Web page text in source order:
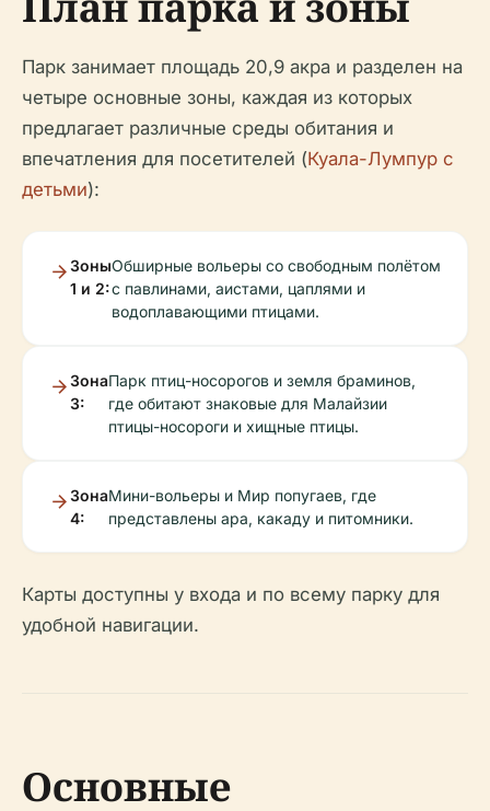
Парк занимает площадь 20,9 акра и разделен на
четыре основные зоны, каждая из которых
предлагает различные среды обитания и
впечатления для посетителей (Куала-Лумпур с
детьми):
Зоны
1 и 2:
Обширные вольеры со свободным полётом
с павлинами, аистами, цаплями и
водоплавающими птицами.
Зона
3:
Парк птиц-носорогов и земля браминов,
где обитают знаковые для Малайзии
птицы-носороги и хищные птицы.
Зона
4:
Мини-вольеры и Мир попугаев, где
представлены ара, какаду и питомники.
Карты доступны у входа и по всему парку для
удобной навигации.
Основные